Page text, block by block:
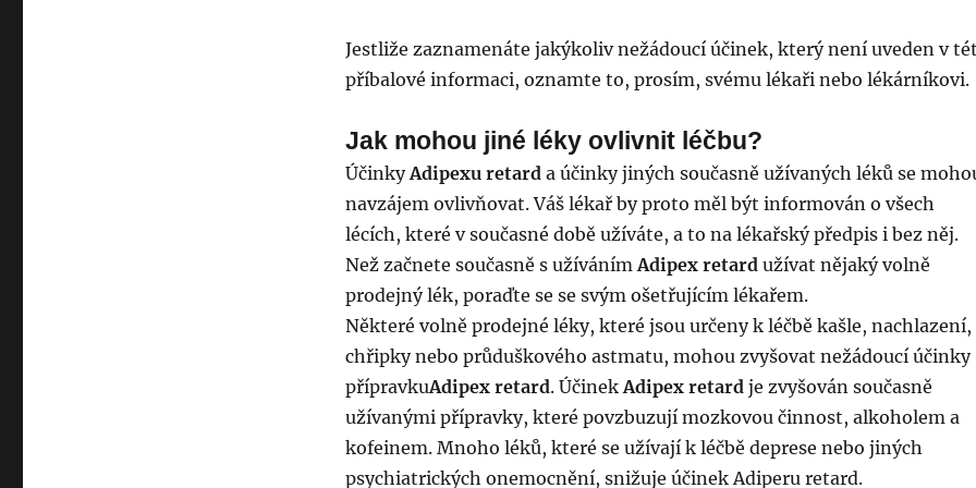
Jestliže zaznamenáte jakýkoliv nežádoucí účinek, který není uveden v
příbalové informaci, oznamte to, prosím, svému lékaři nebo lékárníkovi.
Jak mohou jiné léky ovlivnit léčbu?
ÚčinkyAdipexu retarda účinky jiných současně užívaných léků se
navzájem ovlivňovat. Váš lékař by proto měl být informován o všech
lécích, které v současné době užíváte, a to na lékařský předpis i bez něj.
Než začnete současně s užívánímAdipex retardužívat nějaký volně
prodejný lék, poraďte se se svým ošetřujícím lékařem.
Některé volně prodejné léky, které jsou určeny k léčbě kašle, nachlazení,
chřipky nebo průduškového astmatu, mohou zvyšovat nežádoucí účinky
přípravkuAdipex retard. ÚčinekAdipex retardje zvyšován současně
užívanými přípravky, které povzbuzují mozkovou činnost, alkoholem a
kofeinem. Mnoho léků, které se užívají k léčbě deprese nebo jiných
psychiatrických onemocnění, snižuje účinek Adiperu retard.